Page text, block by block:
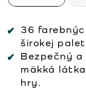
36
širokej
Bezpečný
mäkká
hry.